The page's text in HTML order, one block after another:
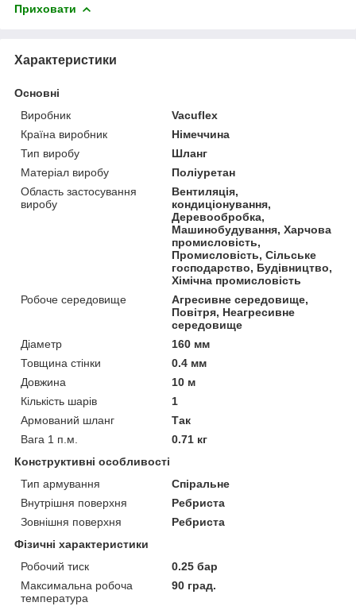
Приховати
Характеристики
Основні
Виробник
Vacuflex
Країна виробник
Німеччина
Тип виробу
Шланг
Матеріал виробу
Поліуретан
Область застосування
виробу
Вентиляція,
кондиціонування,
Деревообробка,
Машинобудування, Харчова
промисловість,
Промисловість, Сільське
господарство, Будівництво,
Хімічна промисловість
Робоче середовище
Агресивне середовище,
Повітря, Неагресивне
середовище
Діаметр
160 мм
Товщина стінки
0.4 мм
Довжина
10 м
Кількість шарів
1
Армований шланг
Так
Вага 1 п.м.
0.71 кг
Конструктивні особливості
Тип армування
Спіральне
Внутрішня поверхня
Ребриста
Зовнішня поверхня
Ребриста
Фізичні характеристики
Робочий тиск
0.25 бар
Максимальна робоча
температура
90 град.